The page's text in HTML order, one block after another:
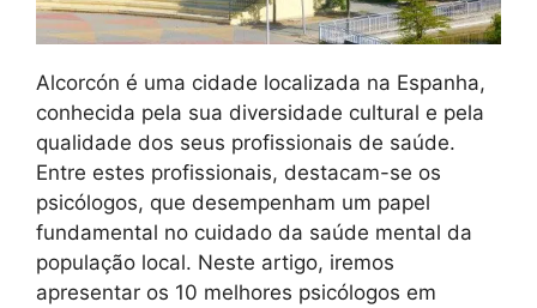
Alcorcón é uma cidade localizada na Espanha,
conhecida pela sua diversidade cultural e pela
qualidade dos seus profissionais de saúde.
Entre estes profissionais, destacam-se os
psicólogos, que desempenham um papel
fundamental no cuidado da saúde mental da
população local. Neste artigo, iremos
apresentar os 10 melhores psicólogos em